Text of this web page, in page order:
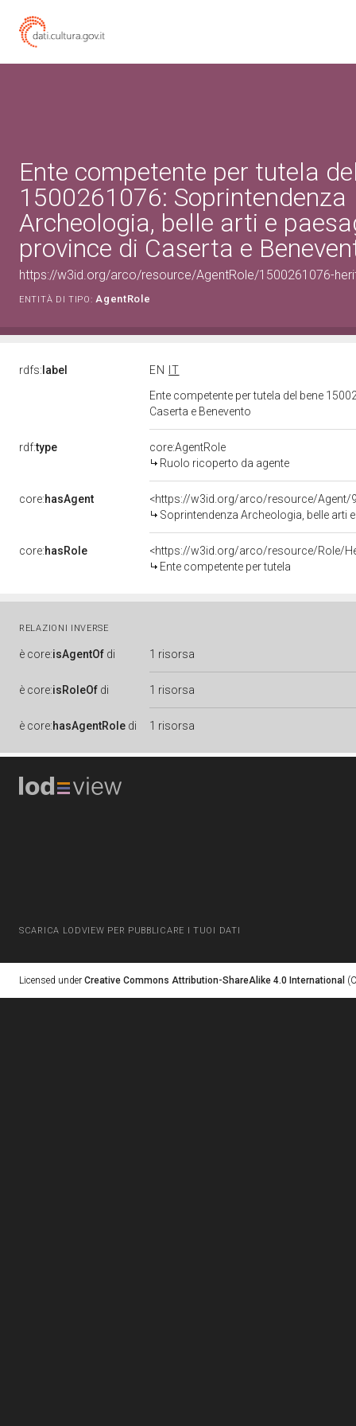
Ente competente per tutela
1500261076: Soprintendenza
Archeologia, belle arti e
province di Caserta e
https://w3id.org/arco/resource/AgentRole/1500261076-
ENTITÀ DI TIPO: AgentRole
rdfs: label EN
IT
Ente competente per tutela del bene
Caserta e Benevento
rdf:type
core:AgentRole
Ruolo ricoperto da agente
core:hasAgent
<https://w3id.org/arco/resource/Agent/
Soprintendenza Archeologia, belle arti
core:hasRole
<https://w3id.org/arco/resource/Role/
Ente competente per tutela
RELAZIONI INVERSE
è core:isAgentOf di 1 risorsa
è core:isRoleOf di 1 risorsa
è core:hasAgentRole di 1 risorsa
SCARICA LODVIEW PER PUBBLICARE I TUOI DATI
Licensed under Creative Commons Attribution-ShareAlike 4.0 International